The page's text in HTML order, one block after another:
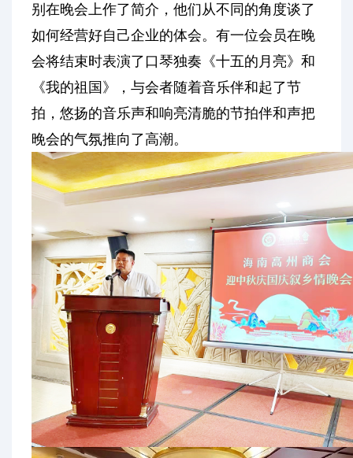
别在晚会上作了简介，他们从不同的角度谈了
如何经营好自己企业的体会。有一位会员在晚
会将结束时表演了口琴独奏《十五的月亮》和
《我的祖国》，与会者随着音乐伴和起了节
拍，悠扬的音乐声和响亮清脆的节拍伴和声把
晚会的气氛推向了高潮。